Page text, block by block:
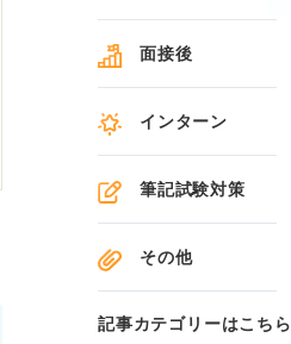
面接後
インターン
筆記試験対策
その他
記事カテゴリーはこちら